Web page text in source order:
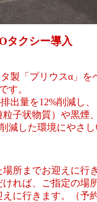
タクシー導入
製「プリウスα」を
す。
出量を12%削減し、
粒子状物質）や黒煙
減した環境にやさ
場所までお迎えに行
ければ、ご指定の場
に行きます。（予